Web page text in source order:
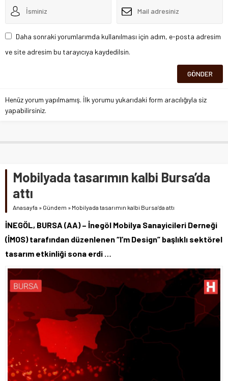
Daha sonraki yorumlarımda kullanılması için adım, e-posta adresim
ve site adresim bu tarayıcıya kaydedilsin.
Henüz yorum yapılmamış. İlk yorumu yukarıdaki form aracılığıyla siz
yapabilirsiniz.
Mobilyada tasarımın kalbi Bursa’da
attı
Anasayfa » Gündem » Mobilyada tasarımın kalbi Bursa’da attı
İNEGÖL, BURSA (AA) – İnegöl Mobilya Sanayicileri Derneği
(İMOS) tarafından düzenlenen “I’m Design” başlıklı sektörel
tasarım etkinliği sona erdi …